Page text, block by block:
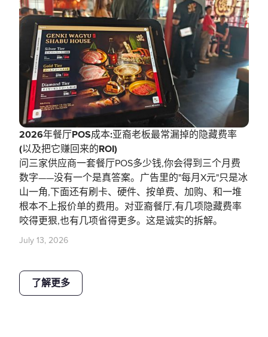
2026年餐厅POS成本:亚裔老板最常漏掉的隐藏费率
(以及把它赚回来的ROI)
问三家供应商一套餐厅POS多少钱,你会得到三个月费
数字——没有一个是真答案。广告里的"每月X元"只是冰
山一角,下面还有刷卡、硬件、按单费、加购、和一堆
根本不上报价单的费用。对亚裔餐厅,有几项隐藏费率
咬得更狠,也有几项省得更多。这是诚实的拆解。
July 13, 2026
了解更多